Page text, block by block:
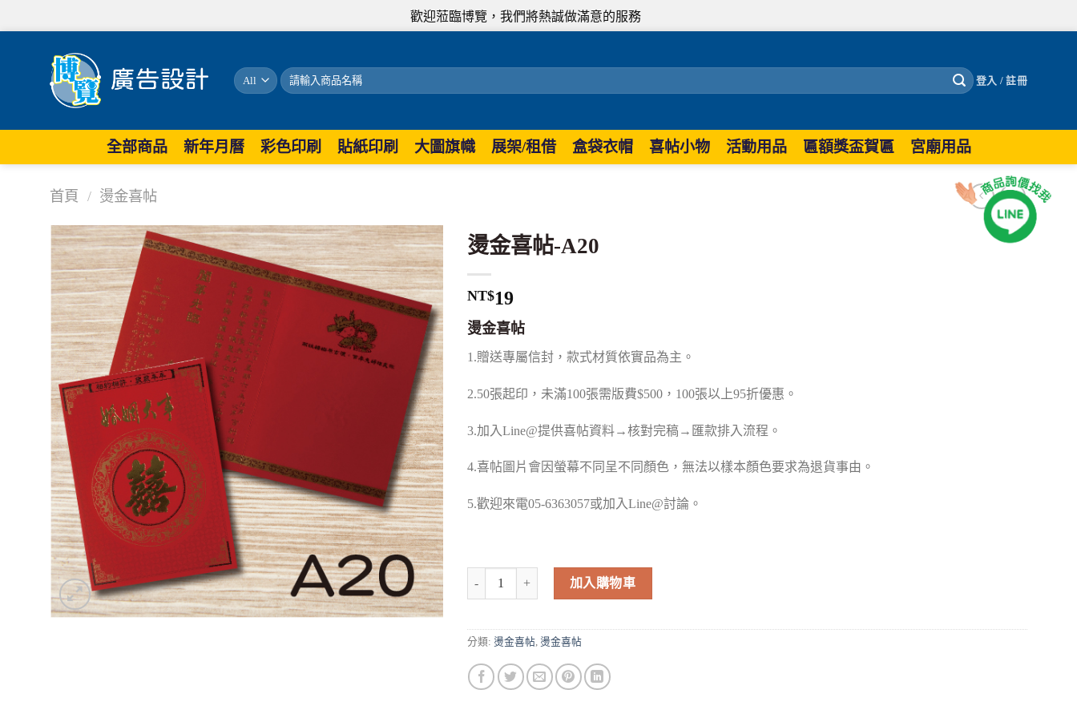
歡迎蒞臨博覽，我們將熱誠做滿意的服務
搜
尋
登入 / 註冊
全部商品 新年月曆 彩色印刷 貼紙印刷 大圖旗幟 展架/租借 盒袋衣帽 喜帖小物 活動用品 匾額獎盃賀匾 宮廟用品
首頁 / 燙金喜帖
燙金喜帖-A20
NT$19
燙金喜帖
1.贈送專屬信封，款式材質依實品為主。
2.50張起印，未滿100張需版費$500，100張以上95折優惠。
3.加入Line@提供喜帖資料→核對完稿→匯款排入流程。
4.喜帖圖片會因螢幕不同呈不同顏色，無法以樣本顏色要求為退貨事由。
5.歡迎來電05-6363057或加入Line@討論。
加入購物車
分類: 燙金喜帖, 燙金喜帖